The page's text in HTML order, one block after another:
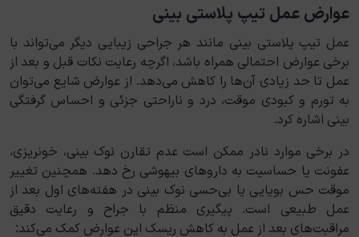
عوارض عمل تیپ پلاستی بینی
عمل تیپ پلاستی بینی مانند هر جراحی زیبایی دیگر می‌تواند با
برخی عوارض احتمالی همراه باشد، اگرچه رعایت نکات قبل و بعد از
عمل تا حد زیادی آن‌ها را کاهش می‌دهد. از عوارض شایع می‌توان
به تورم و کبودی موقت، درد و ناراحتی جزئی و احساس گرفتگی
بینی اشاره کرد.
در برخی موارد نادر ممکن است عدم تقارن نوک بینی، خونریزی،
عفونت یا حساسیت به داروهای بیهوشی رخ دهد. همچنین تغییر
موقت حس بویایی یا بی‌حسی نوک بینی در هفته‌های اول بعد از
عمل طبیعی است. پیگیری منظم با جراح و رعایت دقیق
مراقبت‌های بعد از عمل به کاهش ریسک این عوارض کمک می‌کند: